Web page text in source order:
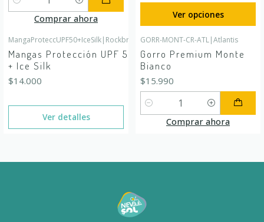
Cantidad
Comprar ahora
Ver opciones
Agotado
MangaProteccUPF50+IceSilk| Rockbros
Mangas Protección UPF 50
+ Ice Silk
$14.000
Ver detalles
GORR-MONT-CR-ATL|Atlantis
Gorro Premium Monte
Bianco
$15.990
Cantidad
Comprar ahora